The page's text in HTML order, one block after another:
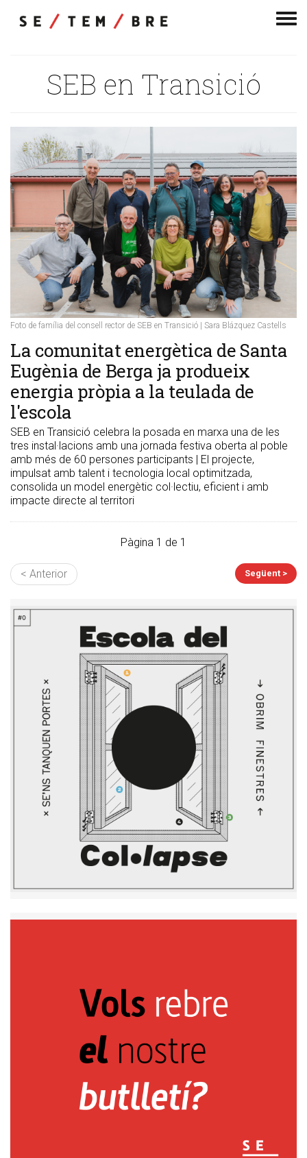
SEB en Transició
Foto de família del consell rector de SEB en Transició | Sara Blázquez Castells
La comunitat energètica de Santa
Eugènia de Berga ja produeix
energia pròpia a la teulada de
l'escola
SEB en Transició celebra la posada en marxa una de les
tres instal·lacions amb una jornada festiva oberta al poble
amb més de 60 persones participants | El projecte,
impulsat amb talent i tecnologia local optimitzada,
consolida un model energètic col·lectiu, eficient i amb
impacte directe al territori
Pàgina 1 de 1
< Anterior Següent >